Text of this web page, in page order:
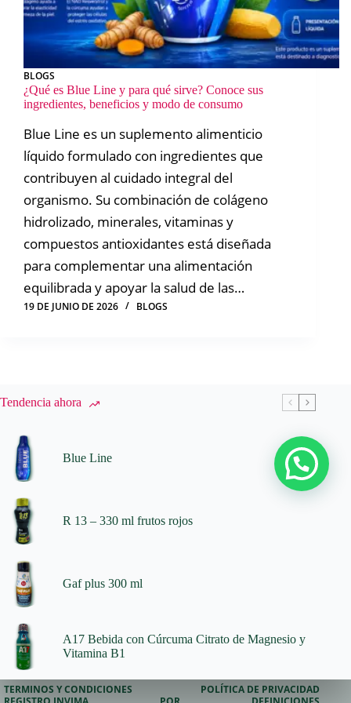
BLOGS
¿Qué es Blue Line y para qué sirve? Conoce sus
ingredientes, beneficios y modo de consumo
Blue Line es un suplemento alimenticio
líquido formulado con ingredientes que
contribuyen al cuidado integral del
organismo. Su combinación de colágeno
hidrolizado, minerales, vitaminas y
compuestos antioxidantes está diseñada
para complementar una alimentación
equilibrada y apoyar la salud de las…
19 DE JUNIO DE 2026 BLOGS
Tendencia ahora
Blue Line
R 13 – 330 ml frutos rojos
Gaf plus 300 ml
A17 Bebida con Cúrcuma Citrato de Magnesio y
Vitamina B1
TERMINOS Y CONDICIONES
POLÍTICA DE PRIVACIDAD